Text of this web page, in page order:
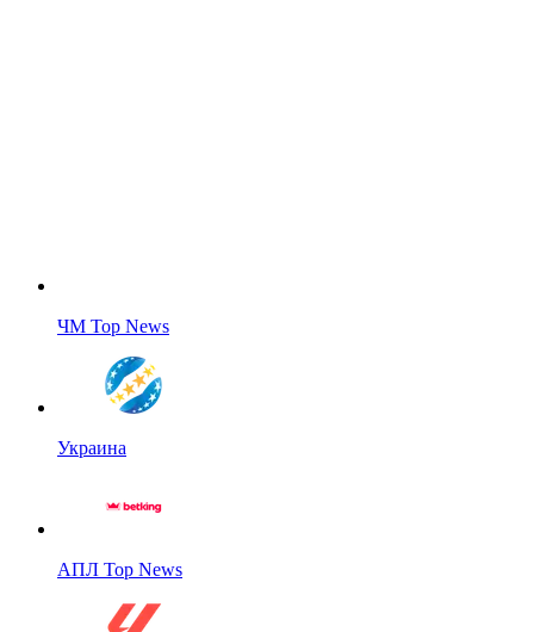
ЧМ Top News
Украина
АПЛ Top News